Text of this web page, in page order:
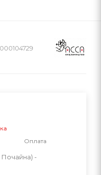
Оплата
Почайна) -